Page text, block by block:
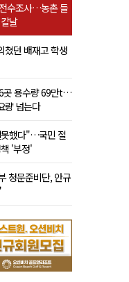
수조사…농촌 들
날
쳤던 배재고 학생
곳 용수량 69만t…
량 넘는다
못했다"…국민 절
'부정'
청문준비단, 안규